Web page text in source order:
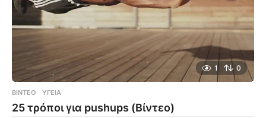
1 0
ΒΊΝΤΕΟ ΥΓΕΊΑ
25 τρόποι για pushups (Βίντεο)